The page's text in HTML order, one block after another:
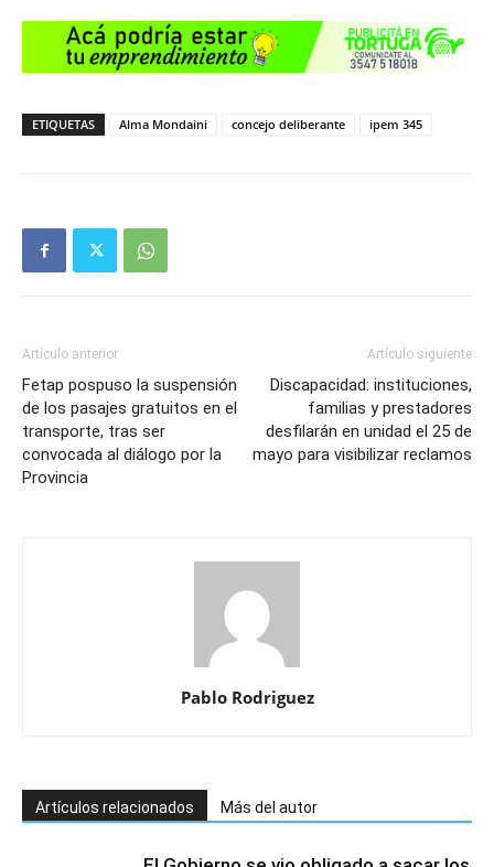
ETIQUETAS Alma Mondaini concejo deliberante ipem 345
Artículo anterior
Fetap pospuso la suspensión
de los pasajes gratuitos en el
transporte, tras ser
convocada al diálogo por la
Provincia
Artículo siguiente
Discapacidad: instituciones,
familias y prestadores
desfilarán en unidad el 25 de
mayo para visibilizar reclamos
Pablo Rodriguez
Artículos relacionados Más del autor